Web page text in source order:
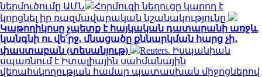
ներմուծումը ԱՄՆ
Հորմուզի նեղուցը կարող է
կորցնել իր ռազմավարական նշանակությունը
Կաթողիկոսը չպետք է հայկական դատարանի առջև
կանգնի ու վե՛րջ, մնացածը քննարկման հարց չի․
փաստաբան (տեսանյութ)
Reuters. Իսպանիան
սպառնում է Իտալիային սահմանային
վերահսկողության համար պատասխան միջոցներով